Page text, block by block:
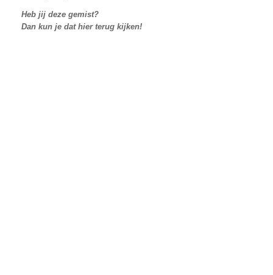
Heb jij deze gemist?
Dan kun je dat hier terug kijken!